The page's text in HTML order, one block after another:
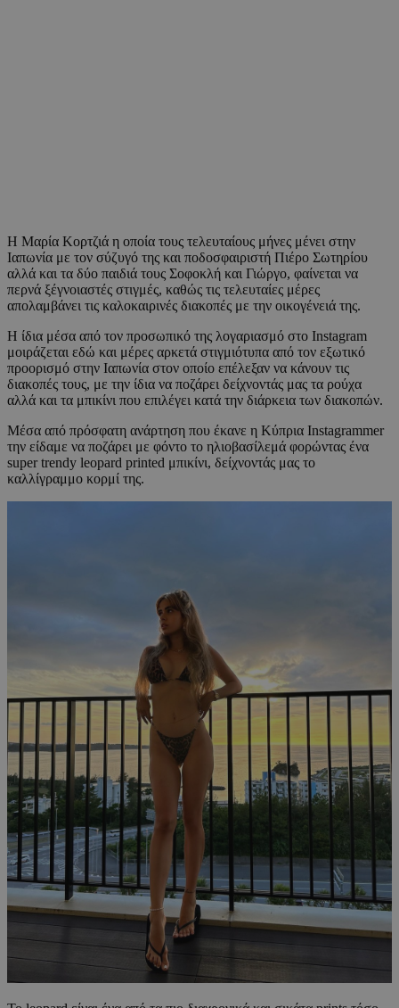
Η Μαρία Κορτζιά η οποία τους τελευταίους μήνες μένει στην
Ιαπωνία με τον σύζυγό της και ποδοσφαιριστή Πιέρο Σωτηρίου
αλλά και τα δύο παιδιά τους Σοφοκλή και Γιώργο, φαίνεται να
περνά ξέγνοιαστές στιγμές, καθώς τις τελευταίες μέρες
απολαμβάνει τις καλοκαιρινές διακοπές με την οικογένειά της.
Η ίδια μέσα από τον προσωπικό της λογαριασμό στο Instagram
μοιράζεται εδώ και μέρες αρκετά στιγμιότυπα από τον εξωτικό
προορισμό στην Ιαπωνία στον οποίο επέλεξαν να κάνουν τις
διακοπές τους, με την ίδια να ποζάρει δείχνοντάς μας τα ρούχα
αλλά και τα μπικίνι που επιλέγει κατά την διάρκεια των διακοπών.
Μέσα από πρόσφατη ανάρτηση που έκανε η Κύπρια Instagrammer
την είδαμε να ποζάρει με φόντο το ηλιοβασίλεμά φορώντας ένα
super trendy leopard printed μπικίνι, δείχνοντάς μας το
καλλίγραμμο κορμί της.